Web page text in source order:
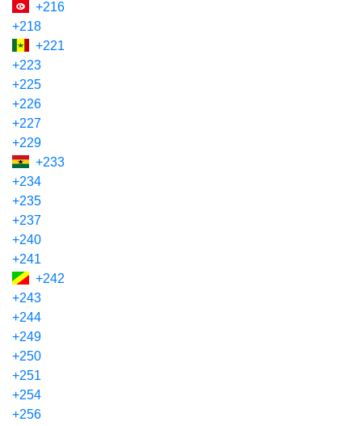
+216
+218
+221
+223
+225
+226
+227
+229
+233
+234
+235
+237
+240
+241
+242
+243
+244
+249
+250
+251
+254
+256